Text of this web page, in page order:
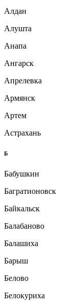
Алдан
Алушта
Анапа
Ангарск
Апрелевка
Армянск
Артем
Астрахань
Б
Бабушкин
Багратионовск
Байкальск
Балабаново
Балашиха
Барыш
Белово
Белокуриха